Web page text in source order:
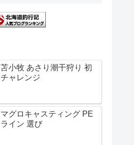
苫小牧 あさり潮干狩り 初
チャレンジ
マグロキャスティング PE
ライン 選び